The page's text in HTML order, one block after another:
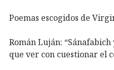
Poemas escogidos de
Román Luján:
que ver con cuestionar el